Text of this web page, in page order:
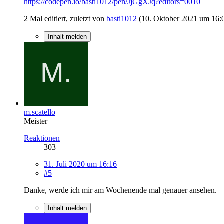
2 Mal editiert, zuletzt von basti1012 (10. Oktober 2021 um
Inhalt melden
m.scatello
Meister
Reaktionen
303
31. Juli 2020 um 16:16
#5
Danke, werde ich mir am Wochenende mal genauer ansehen.
Inhalt melden